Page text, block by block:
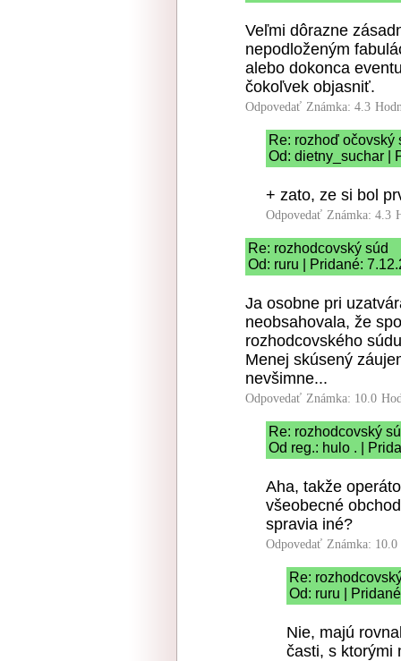
Veľmi dôrazne
nepodloženým
alebo dokonca
čokoľvek objasniť.
Odpovedať Známka: 4.3
Re: rozhoď očovský
Od: dietny_suchar |
+ zato, ze si bol
Odpovedať Známka: 4.3
Re: rozhodcovský súd
Od: ruru | Pridané:
Ja osobne pri
neobsahovala, že
rozhodcovského
Menej skúsený
nevšimne...
Odpovedať Známka: 10.0
Re: rozhodcovský
Od reg.: hulo . |
Aha, takže
všeobecné
spravia iné?
Odpovedať Známka: 10.0
Re:
Od: ruru |
Nie, majú
časti, s ktorými